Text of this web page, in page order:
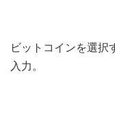
ビットコインを選択
入力。